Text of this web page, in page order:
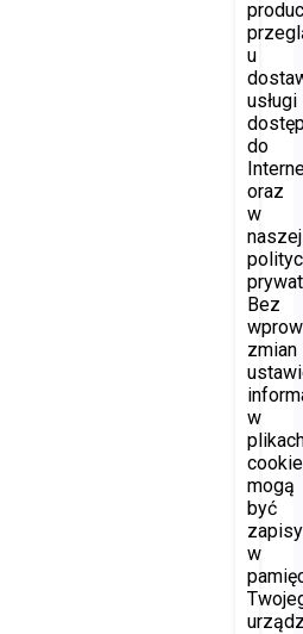
u
usługi
do
oraz
w
naszej
Bez
zmian
w
mogą
być
w